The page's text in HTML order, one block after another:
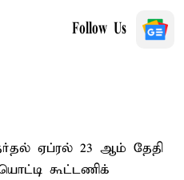
Follow Us
ஏப்ரல் 23 ஆம் தேதி
கூட்டணிக்